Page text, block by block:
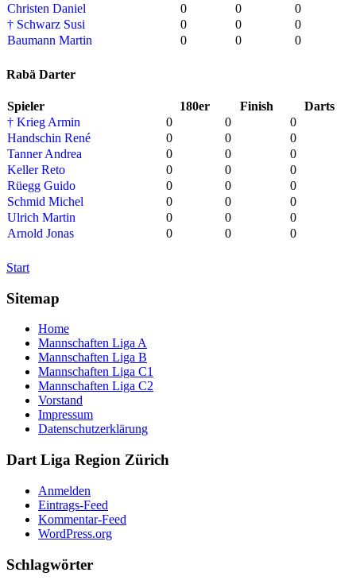
Christen Daniel
0 0
0
† Schwarz Susi
0 0
0
Baumann Martin
0 0 0
Rabä Darter
Spieler 180er Finish
Darts
† Krieg Armin
0 0
0
Handschin René
0 0
0
Tanner Andrea
0 0
0
Keller Reto
0 0
0
Rüegg Guido
0 0
0
Schmid Michel
0 0
0
Ulrich Martin
0 0
0
Arnold Jonas
0 0 0
Start
Sitemap
Home
Mannschaften Liga A
Mannschaften Liga B
Mannschaften Liga C1
Mannschaften Liga C2
Vorstand
Impressum
Datenschutzerklärung
Dart Liga Region Zürich
Anmelden
Eintrags-Feed
Kommentar-Feed
WordPress.org
Schlagwörter